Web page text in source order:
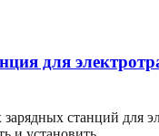
для
станций для